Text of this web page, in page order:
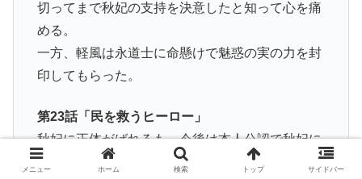
切ってまで秋妃の支持を決意したと知って心を痛
める。
一方、軽風は永道士に命懸けで魅惑の実の力を封
印してもらった。
第23話「民を救うヒーロー」
秋妃に正体がばれるも、今後は本人公認で秋妃に
化けて花無歓に協力することになった翠凰は、本
メニュー ホーム 検索 トップ サイドバー